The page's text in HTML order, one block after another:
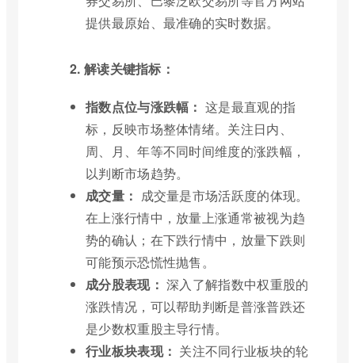
提供最原始、最准确的实时数据。
2. 解读关键指标：
指数点位与涨跌幅： 这是最直观的指
标，反映市场整体情绪。关注日内、
周、月、年等不同时间维度的涨跌幅，
以判断市场趋势。
成交量： 成交量是市场活跃度的体现。
在上涨行情中，放量上涨通常被视为趋
势的确认；在下跌行情中，放量下跌则
可能预示恐慌性抛售。
成分股表现： 深入了解指数中权重股的
涨跌情况，可以帮助判断是普涨普跌还
是少数权重股主导行情。
行业板块表现： 关注不同行业板块的轮